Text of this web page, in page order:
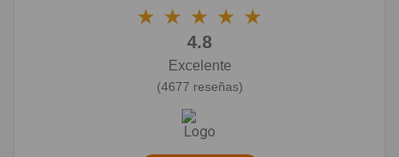
★ ★ ★ ★ ★
4.8
Excelente
(4677 reseñas)